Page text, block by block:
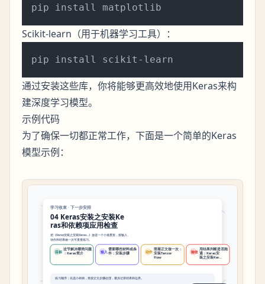
Scikit-learn（用于机器学习工具）：
通过安装这些库，你将能够更高效地使用Keras来构
建深度学习模型。
示例代码
为了确保一切都正常工作，下面是一个简单的Keras
模型示例：